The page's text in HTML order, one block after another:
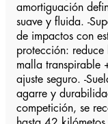
amortiguación
suave y fluida. -
de impactos con
protección:
malla transpirable
ajuste seguro. -
agarre y
competición, se